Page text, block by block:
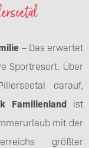
– Das erwartet
Sportresort. Über
darauf,
Familienland ist
mit der
größter